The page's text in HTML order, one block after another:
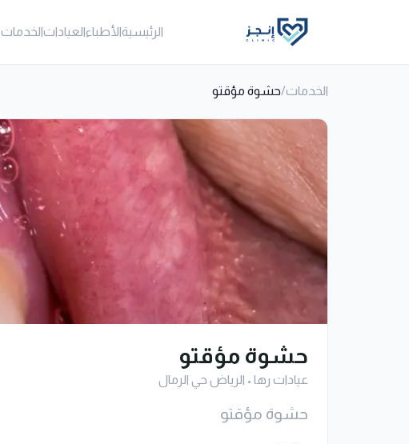
الرئيسيةالأطباءالعياداتالخدمات
الخدمات/حشوة مؤقتو
حشوة مؤقتو
عيادات رها• الرياض حي الرمال
حشوة مؤقتو